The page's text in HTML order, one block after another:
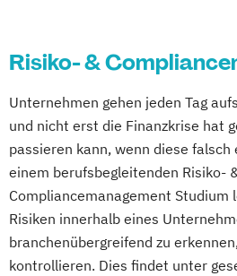
Risiko- &
Unternehmen gehen jeden Tag
und nicht erst die Finanzkrise hat
passieren kann, wenn diese
einem berufsbegleitenden Risiko-
Compliancemanagement Studium
Risiken innerhalb eines
branchenübergreifend zu
kontrollieren. Dies findet unter